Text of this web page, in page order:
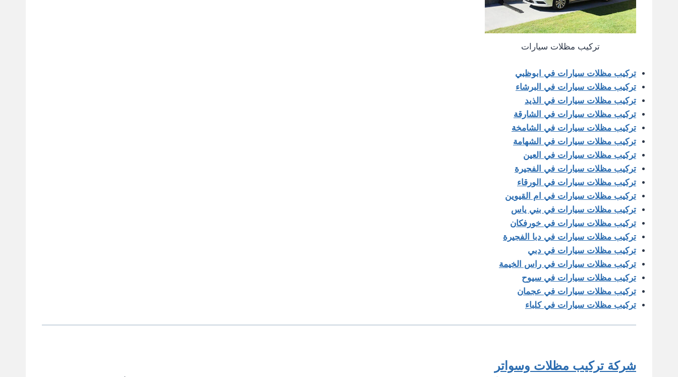
تركيب مظلات سيارات
تركيب مظلات سيارات في ابوظبي
تركيب مظلات سيارات في البرشاء
تركيب مظلات سيارات في الذيد
تركيب مظلات سيارات في الشارقة
تركيب مظلات سيارات في الشامخة
تركيب مظلات سيارات في الشهامة
تركيب مظلات سيارات في العين
تركيب مظلات سيارات في الفجيرة
تركيب مظلات سيارات في الورقاء
تركيب مظلات سيارات في ام القيوين
تركيب مظلات سيارات في بني ياس
تركيب مظلات سيارات في خورفكان
تركيب مظلات سيارات في دبا الفجيرة
تركيب مظلات سيارات في دبي
تركيب مظلات سيارات في راس الخيمة
تركيب مظلات سيارات في سيوح
تركيب مظلات سيارات في عجمان
تركيب مظلات سيارات في كلباء
شركة تركيب مظلات وسواتر